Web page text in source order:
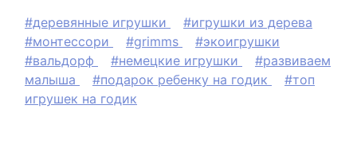
#деревянные игрушки
#игрушки из дерева
#монтессори
#grimms
#экоигрушки
#вальдорф
#немецкие игрушки
#развиваем
малыша
#подарок ребенку на годик
#топ
игрушек на годик